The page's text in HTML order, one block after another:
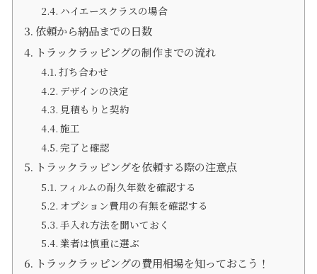
ハイエースクラスの場合
依頼から納品までの日数
トラックラッピングの制作までの流れ
打ち合わせ
デザインの決定
見積もりと契約
施工
完了と確認
トラックラッピングを依頼する際の注意点
フィルムの耐久年数を確認する
オプション費用の有無を確認する
手入れ方法を聞いておく
業者は慎重に選ぶ
トラックラッピングの費用相場を知っておこう！